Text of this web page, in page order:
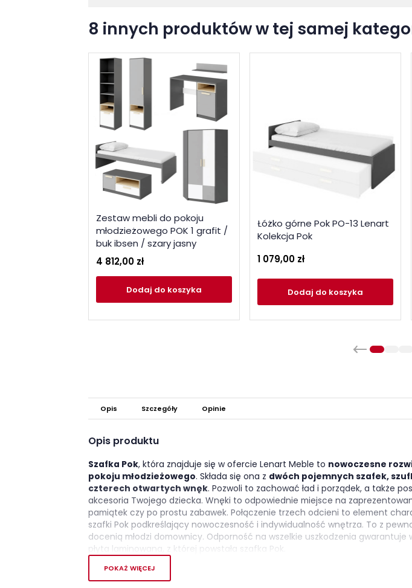
8 innych produktów w tej samej
Zestaw mebli do pokoju
młodzieżowego POK 1 grafit /
buk ibsen / szary jasny
4 812,00 zł
Dodaj do koszyka
Łóżko górne Pok PO-13 Lenart
Kolekcja Pok
1 079,00 zł
Dodaj do koszyka
Opis Szczegóły Opinie
Opis produktu
Szafka Pok, która znajduje się w ofercie Lenart Meble to nowoczesne
pokoju młodzieżowego. Składa się ona z dwóch pojemnych szafek,
czterech otwartych wnęk. Pozwoli to zachować ład i porządek, a także
akcesoria Twojego dziecka. Wnęki to odpowiednie miejsce na
pamiątek czy po prostu zabawek. Połączenie trzech odcieni to element
szafki Pok podkreślający nowoczesność i indywidualność wnętrza. To z
docenią młodzi domownicy. Odporność na wszelkie uszkodzenia gwarantuje
płyta laminowana, z której powstała szafka Pok.
Wybarwienie zastosowane w kolekcji POK:
POKAŻ WIĘCEJ